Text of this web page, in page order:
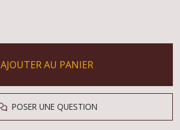
AJOUTER AU PANIER
POSER UNE QUESTION